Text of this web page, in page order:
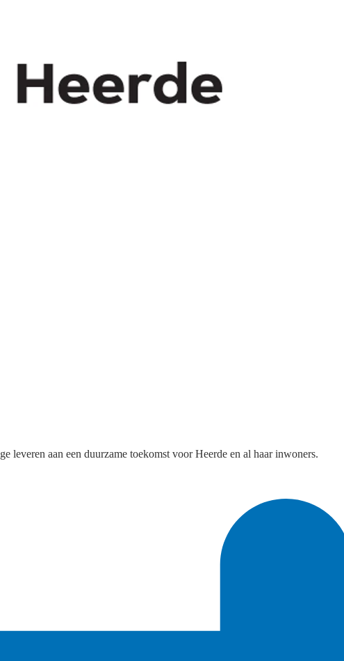
leveren aan een duurzame toekomst voor Heerde en al haar inwoners.